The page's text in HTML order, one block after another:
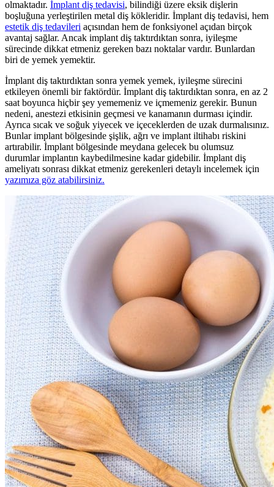
olmaktadır. İmplant diş tedavisi, bilindiği üzere eksik dişlerin
boşluğuna yerleştirilen metal diş kökleridir. İmplant diş tedavisi, hem
estetik diş tedavileri açısından hem de fonksiyonel açıdan birçok
avantaj sağlar. Ancak implant diş taktırdıktan sonra, iyileşme
sürecinde dikkat etmeniz gereken bazı noktalar vardır. Bunlardan
biri de yemek yemektir.
İmplant diş taktırdıktan sonra yemek yemek, iyileşme sürecini
etkileyen önemli bir faktördür. İmplant diş taktırdıktan sonra, en az 2
saat boyunca hiçbir şey yememeniz ve içmemeniz gerekir. Bunun
nedeni, anestezi etkisinin geçmesi ve kanamanın durması içindir.
Ayrıca sıcak ve soğuk yiyecek ve içeceklerden de uzak durmalısınız.
Bunlar implant bölgesinde şişlik, ağrı ve implant iltihabı riskini
artırabilir. İmplant bölgesinde meydana gelecek bu olumsuz
durumlar implantın kaybedilmesine kadar gidebilir. İmplant diş
ameliyatı sonrası dikkat etmeniz gerekenleri detaylı incelemek için
yazımıza göz atabilirsiniz.